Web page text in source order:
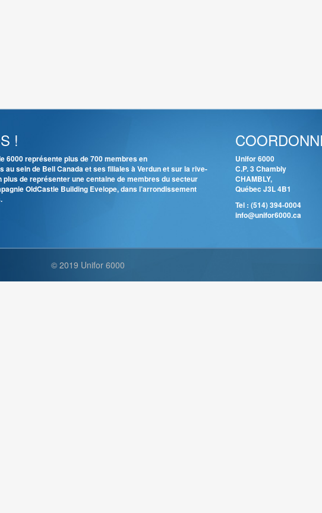
!
6000 représente plus de 700 membres en
au sein de Bell Canada et ses filiales à Verdun et sur la rive-
plus de représenter une centaine de membres du secteur
OldCastle Building Evelope, dans l’arrondissement
Unifor 6000
C.P. 3 Chambly
CHAMBLY,
Québec J3L 4B1
Tel : (514) 394-0004
info@unifor6000.ca
© 2019 Unifor 6000